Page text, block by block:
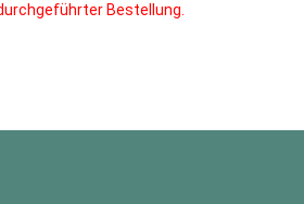
Bestellung.